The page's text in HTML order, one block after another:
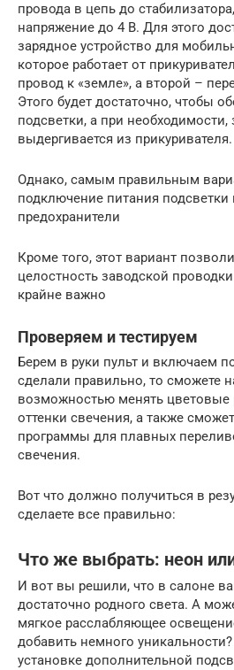
провода в цепь до
напряжение до 4 В. Для этого
зарядное устройство для
которое работает от
провод к «земле», а второй –
Этого будет достаточно, чтобы
подсветки, а при необходимости,
выдергивается из прикуривателя.
Однако, самым правильным
подключение питания подсветки
предохранители
Кроме того, этот вариант
целостность заводской
крайне важно
Проверяем и тестируем
Берем в руки пульт и включаем
сделали правильно, то сможете
возможностью менять
оттенки свечения, а также
программы для плавных
свечения.
Вот что должно получиться в
сделаете все правильно:
Что же выбрать: неон
И вот вы решили, что в салоне
достаточно родного света. А
мягкое расслабляющее
добавить немного
установке дополнительной